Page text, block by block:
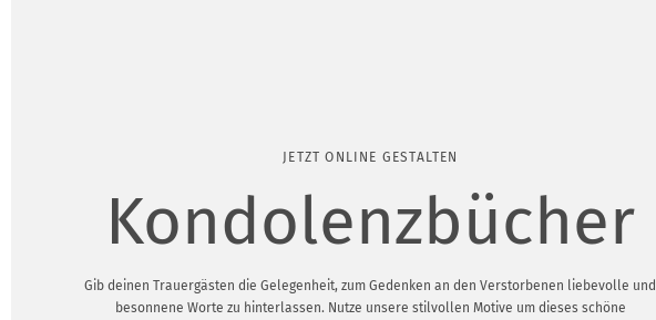
JETZT ONLINE GESTALTEN
Kondolenzbücher
Gib deinen Trauergästen die Gelegenheit, zum Gedenken an den Verstorbenen liebevolle und
besonnene Worte zu hinterlassen. Nutze unsere stilvollen Motive um dieses schöne